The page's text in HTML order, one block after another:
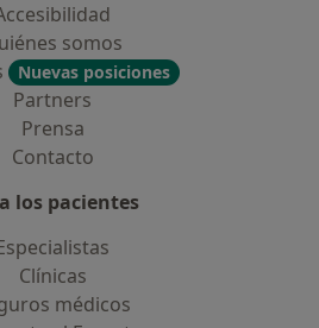
somos
Nuevas posiciones
Partners
Prensa
Contacto
los pacientes
Clínicas
médicos